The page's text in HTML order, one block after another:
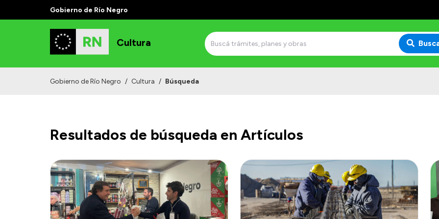
Gobierno de Río Negro
Cultura
Gobierno de Río Negro / Cultura / Búsqueda
Resultados de búsqueda en Artículos